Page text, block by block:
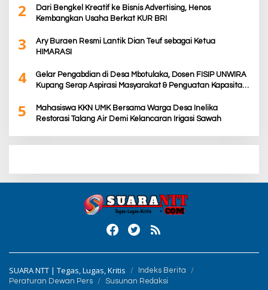
2
Dari Bengkel Kreatif ke Bisnis Advertising, Henos
Kembangkan Usaha Berkat KUR BRI
3
Ary Buraen Resmi Lantik Dian Teuf sebagai Ketua
HIMARASI
4
Gelar Pengabdian di Desa Mbotulaka, Dosen FISIP UNWIRA
Kupang Serap Aspirasi Masyarakat & Penguatan Kapasitas
5
Mahasiswa KKN UMK Bersama Warga Desa Inelika
Restorasi Talang Air Demi Kelancaran Irigasi Sawah
SUARA NTT | Tegas, Lugas, Kritis
Indeks Berita
Peraturan Dewan Pers
Susunan Redaksi